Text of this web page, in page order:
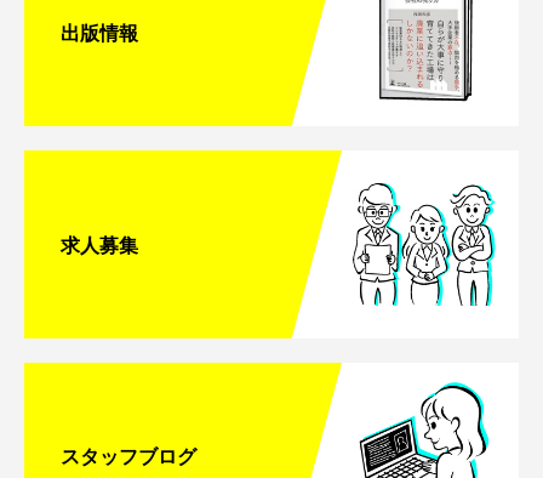
出版情報
求人募集
スタッフブログ